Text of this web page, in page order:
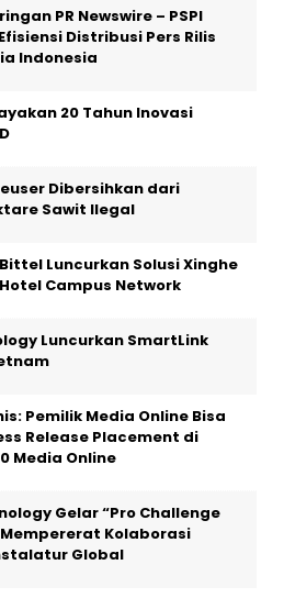
PR Newswire – PSPI
Distribusi Pers Rilis
Indonesia
20 Tahun Inovasi
Dibersihkan dari
Sawit Ilegal
Luncurkan Solusi Xinghe
Campus Network
Luncurkan SmartLink
Pemilik Media Online Bisa
Release Placement di
Media Online
Gelar “Pro Challenge
Mempererat Kolaborasi
Global